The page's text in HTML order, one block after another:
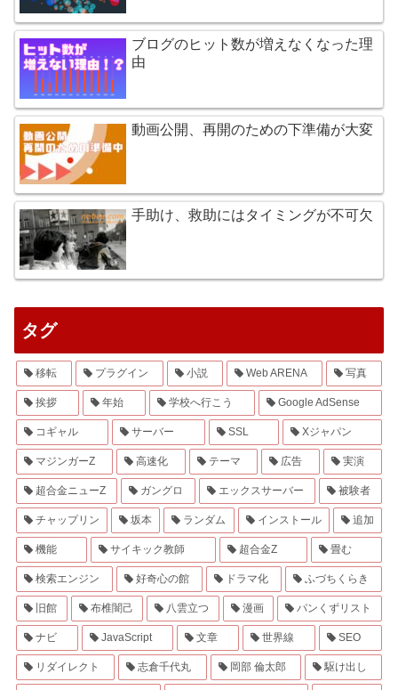
ブログのヒット数が増えなくなった理
由
動画公開、再開のための下準備が大変
手助け、救助にはタイミングが不可欠
タグ
移転 プラグイン 小説 Web ARENA 写真
挨拶 年始 学校へ行こう Google AdSense
コギャル サーバー SSL Xジャパン
マジンガーZ 高速化 テーマ 広告 実演
超合金ニューZ ガングロ エックスサーバー 被験者
チャップリン 坂本 ランダム インストール 追加
機能 サイキック教師 超合金Z 畳む
検索エンジン 好奇心の館 ドラマ化 ふづちくらき
旧館 布椎闇己 八雲立つ 漫画 パンくずリスト
ナビ JavaScript 文章 世界線 SEO
リダイレクト 志倉千代丸 岡部 倫太郎 駆け出し